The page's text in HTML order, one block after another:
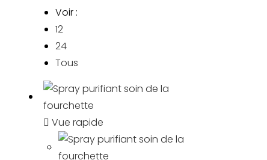
Voir :
12
24
Tous
Vue rapide